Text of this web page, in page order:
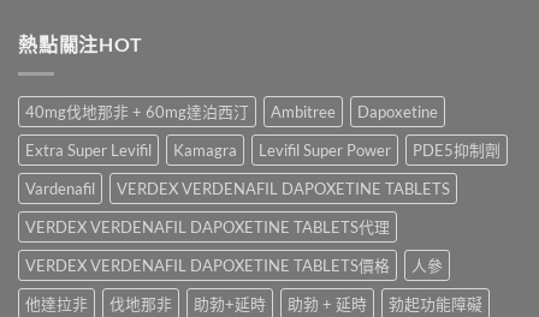
錢、
用
全
面
比
較
與
香
港
購
買
Oral
面
比
較〉
中
犀
學
名
購
買
渠
道、
價
錢
與
真
大
Levifil
評
價：
印
度
樂
威
壯
學
名
藥
真
熱點關注HOT
40mg伐地那非 + 60mg達泊西汀 Ambitree
Dapoxetine
Extra Super Levifil
Kamagra Levifil Super Power
PDE5抑制劑
Vardenafil
VERDEX VERDENAFIL DAPOXETINE TABLETS
VERDEX VERDENAFIL DAPOXETINE TABLETS代理
VERDEX VERDENAFIL DAPOXETINE TABLETS價格
人參
他達拉非
伐地那非 助勃+延時 助勃 + 延時
勃起功能障礙